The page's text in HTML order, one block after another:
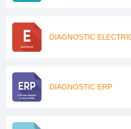
DIAGNOSTIC
DIAGNOSTIC ERP